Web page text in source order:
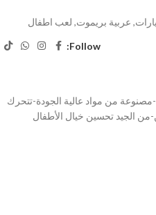
, عربية بريموت, لعب اطفال
Follow:
من مواد عالية الجودة-تتحرك
من الجيد تحسين خيال الأطفال